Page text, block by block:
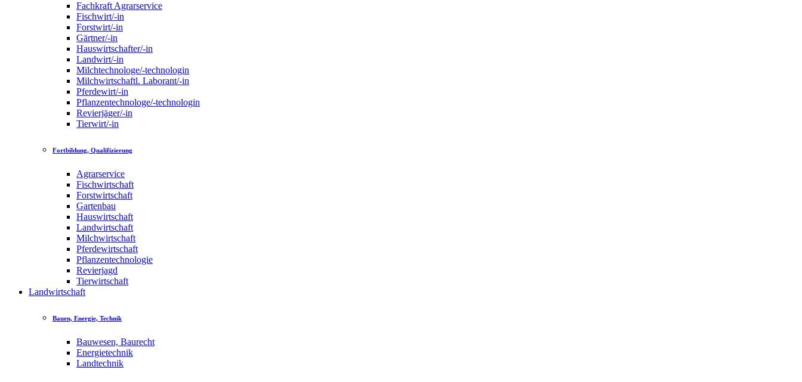
Fachkraft Agrarservice
Fischwirt/-in
Forstwirt/-in
Gärtner/-in
Hauswirtschafter/-in
Landwirt/-in
Milchtechnologe/-technologin
Milchwirtschaftl. Laborant/-in
Pferdewirt/-in
Pflanzentechnologe/-technologin
Revierjäger/-in
Tierwirt/-in
Fortbildung, Qualifizierung
Agrarservice
Fischwirtschaft
Forstwirtschaft
Gartenbau
Hauswirtschaft
Landwirtschaft
Milchwirtschaft
Pferdewirtschaft
Pflanzentechnologie
Revierjagd
Tierwirtschaft
Landwirtschaft
Bauen, Energie, Technik
Bauwesen, Baurecht
Energietechnik
Landtechnik